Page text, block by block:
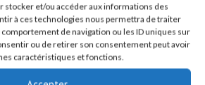
stocker et/ou accéder aux informations des
à ces technologies nous permettra de traiter
de navigation ou les ID uniques sur
ou de retirer son consentement peut avoir
caractéristiques et fonctions.
le programme suivant :
1/2 journée"